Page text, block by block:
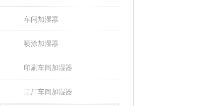
车间加湿器
喷涂加湿器
印刷车间加湿器
工厂车间加湿器